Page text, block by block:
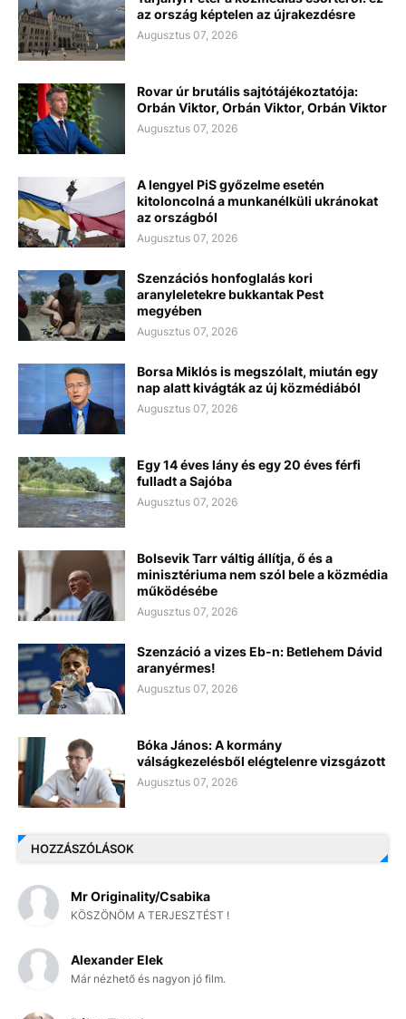
az ország képtelen az újrakezdésre
Augusztus 07, 2026
Rovar úr brutális sajtótájékoztatója:
Orbán Viktor, Orbán Viktor, Orbán Viktor
Augusztus 07, 2026
A lengyel PiS győzelme esetén
kitoloncolná a munkanélküli ukránokat
az országból
Augusztus 07, 2026
Szenzációs honfoglalás kori
aranyleletekre bukkantak Pest
megyében
Augusztus 07, 2026
Borsa Miklós is megszólalt, miután egy
nap alatt kivágták az új közmédiából
Augusztus 07, 2026
Egy 14 éves lány és egy 20 éves férfi
fulladt a Sajóba
Augusztus 07, 2026
Bolsevik Tarr váltig állítja, ő és a
minisztériuma nem szól bele a közmédia
működésébe
Augusztus 07, 2026
Szenzáció a vizes Eb-n: Betlehem Dávid
aranyérmes!
Augusztus 07, 2026
Bóka János: A kormány
válságkezelésből elégtelenre vizsgázott
Augusztus 07, 2026
HOZZÁSZÓLÁSOK
Mr Originality/Csabika
KÖSZÖNÖM A TERJESZTÉST !
Alexander Elek
Már nézhető és nagyon jó film.